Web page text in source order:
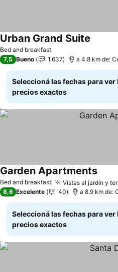
Bed and breakfast
Urban Grand Suite
7,5 Bueno 1.637 a 4.8 km de:
Seleccioná las fechas para ver
precios exactos
Bed and breakfast Vistas al jardín y
Garden ApartmentsVer
8,6 Excelente 40 a 8.9 km de:
Seleccioná las fechas para ver
precios exactos